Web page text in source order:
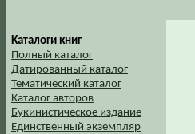
Каталоги книг
Полный каталог
Датированный каталог
Тематический каталог
Каталог авторов
Букинистическое издание
Единственный экземпляр